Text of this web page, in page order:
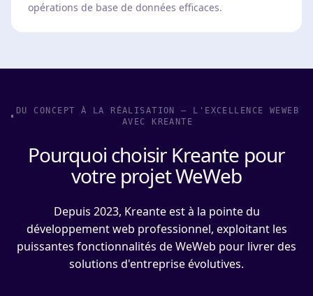
opérations de base de données efficaces.
DU CONCEPT À LA RÉALISATION – L'EXCELLENCE WEWEB
AVEC KREANTE
Pourquoi choisir Kreante pour
votre projet WeWeb
Depuis 2023, Kreante est à la pointe du
développement web professionnel, exploitant les
puissantes fonctionnalités de WeWeb pour livrer des
solutions d'entreprise évolutives.